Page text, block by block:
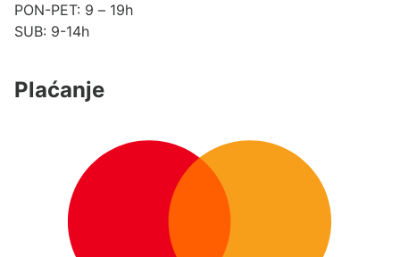
PON-PET: 9 – 19h
SUB: 9-14h
Plaćanje